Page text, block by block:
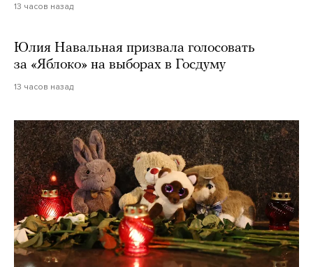
13 часов назад
Юлия Навальная призвала голосовать
за «Яблоко» на выборах в Госдуму
13 часов назад